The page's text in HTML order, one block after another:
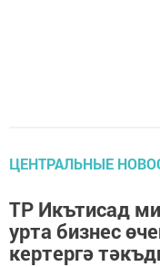
ЦЕНТРАЛЬНЫЕ
ТР Икътисад
урта бизнес
кертергә